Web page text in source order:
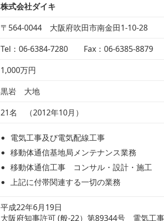
株式会社ダイキ
〒564-0044 大阪府吹田市南金田1-10-28
Tel：06-6384-7280 Fax：06-6385-8879
1,000万円
黒岩 大地
21名 （2012年10月）
電気工事及び電気配線工事
移動体通信基地局メンテナンス業務
移動体通信工事 コンサル・設計・施工
上記に付帯関連する一切の業務
平成22年6月19日
大阪府知事許可 (般-22）第89344号 電気工